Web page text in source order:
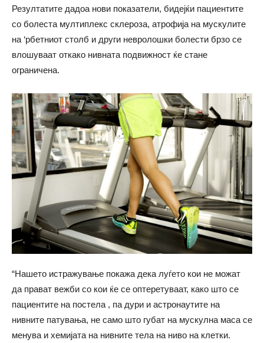
Резултатите дадоа нови показатели, бидејќи пациентите
со болеста мултиплекс склероза, атрофија на мускулите
на ‘рбетниот столб и други невролошки болести брзо се
влошуваат откако нивната подвижност ќе стане
ограничена.
“Нашето истражување покажа дека луѓето кои не можат
да прават вежби со кои ќе се оптеретуваат, како што се
пациентите на постела , па дури и астронаутите на
нивните патувања, не само што губат на мускулна маса се
менува и хемијата на нивните тела на ниво на клетки.